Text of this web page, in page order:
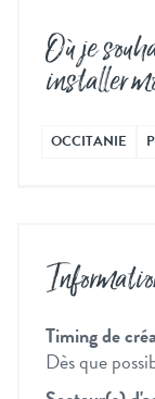
Où je
installer
OCCITANIE
Timing de
Dès que